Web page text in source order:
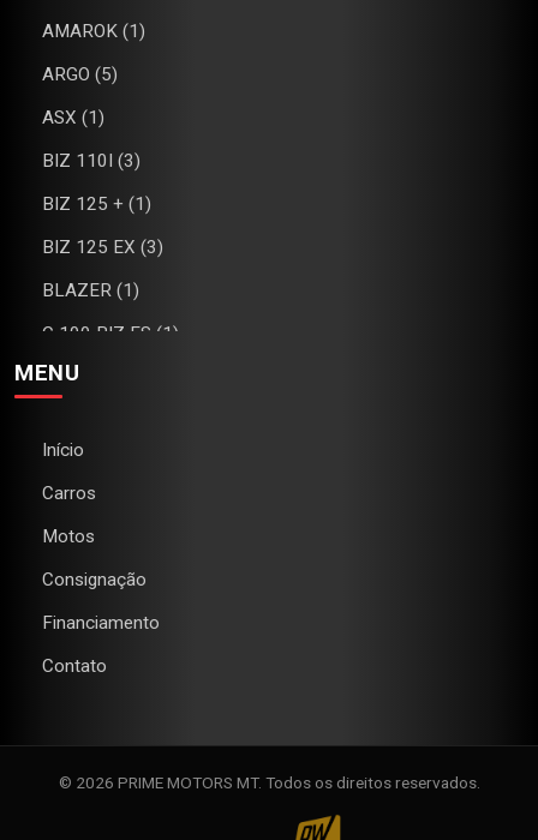
AMAROK (1)
ARGO (5)
ASX (1)
BIZ 110I (3)
BIZ 125 + (1)
BIZ 125 EX (3)
BLAZER (1)
C 100 BIZ ES (1)
C4 (1)
CHEROKEE (1)
MENU
Início
Carros
Motos
Consignação
Financiamento
Contato
© 2026 PRIME MOTORS MT. Todos os direitos reservados.